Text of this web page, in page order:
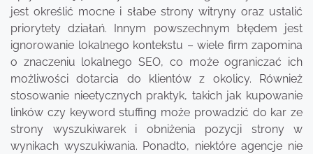
jest określić mocne i słabe strony witryny oraz ustalić
priorytety działań. Innym powszechnym błędem jest
ignorowanie lokalnego kontekstu – wiele firm zapomina
o znaczeniu lokalnego SEO, co może ograniczać ich
możliwości dotarcia do klientów z okolicy. Również
stosowanie nieetycznych praktyk, takich jak kupowanie
linków czy keyword stuffing może prowadzić do kar ze
strony wyszukiwarek i obniżenia pozycji strony w
wynikach wyszukiwania. Ponadto, niektóre agencje nie